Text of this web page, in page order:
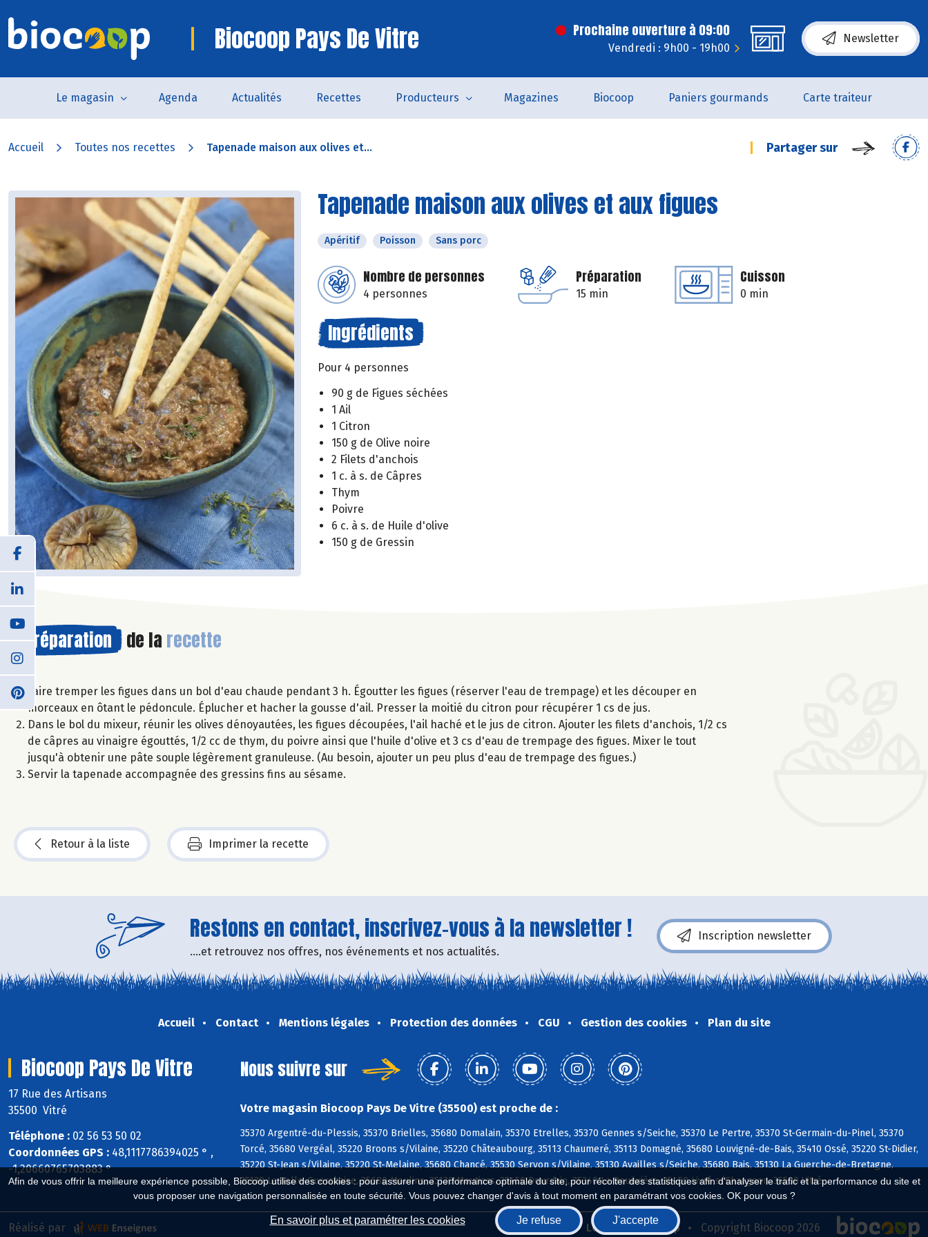
Afin de vous offrir la meilleure expérience possible, Biocoop utilise des cookies : pour assurer une performance optimale du site, pour récolter des statistiques afin d'analyser le trafic et la performance du site et
vous proposer une navigation personnalisée en toute sécurité. Vous pouvez changer d'avis à tout moment en paramétrant vos cookies. OK pour vous ?
En savoir plus et paramétrer les cookies Je refuse J'accepte
Biocoop Pays De Vitre Prochaine ouverture à 09:00
Vendredi : 9h00 - 19h00
Newsletter
Le magasin Agenda Actualités Recettes Producteurs Magazines Biocoop Paniers gourmands Carte traiteur
Accueil Toutes nos recettes Tapenade maison aux olives et... Partager sur
Tapenade maison aux olives et aux figues
Apéritif Poisson Sans porc
Nombre de personnes
4 personnes
Préparation
15 min
Cuisson
0 min
Ingrédients
Pour 4 personnes
90 g de Figues séchées
1 Ail
1 Citron
150 g de Olive noire
2 Filets d'anchois
1 c. à s. de Câpres
Thym
Poivre
6 c. à s. de Huile d'olive
150 g de Gressin
Préparation de la recette
Faire tremper les figues dans un bol d'eau chaude pendant 3 h. Égoutter les figues (réserver l'eau de trempage) et les découper en
morceaux en ôtant le pédoncule. Éplucher et hacher la gousse d'ail. Presser la moitié du citron pour récupérer 1 cs de jus.
Dans le bol du mixeur, réunir les olives dénoyautées, les figues découpées, l'ail haché et le jus de citron. Ajouter les filets d'anchois, 1/2 cs
de câpres au vinaigre égouttés, 1/2 cc de thym, du poivre ainsi que l'huile d'olive et 3 cs d'eau de trempage des figues. Mixer le tout
jusqu'à obtenir une pâte souple légèrement granuleuse. (Au besoin, ajouter un peu plus d'eau de trempage des figues.)
Servir la tapenade accompagnée des gressins fins au sésame.
Retour à la liste Imprimer la recette
Restons en contact, inscrivez-vous à la newsletter !
....et retrouvez nos offres, nos événements et nos actualités.
Inscription newsletter
Accueil Contact Mentions légales Protection des données CGU Gestion des cookies Plan du site
Biocoop Pays De Vitre
17 Rue des Artisans
35500 Vitré
Téléphone : 02 56 53 50 02
Coordonnées GPS : 48,1117786394025 ° ,
-1,20660765703883 °
Nous suivre sur
Votre magasin Biocoop Pays De Vitre (35500) est proche de :
35370 Argentré-du-Plessis, 35370 Brielles, 35680 Domalain, 35370 Etrelles, 35370 Gennes s/Seiche, 35370 Le Pertre, 35370 St-Germain-du-Pinel, 35370
Torcé, 35680 Vergéal, 35220 Broons s/Vilaine, 35220 Châteaubourg, 35113 Chaumeré, 35113 Domagné, 35680 Louvigné-de-Bais, 35410 Ossé, 35220 St-Didier,
35220 St-Jean s/Vilaine, 35220 St-Melaine, 35680 Chancé, 35530 Servon s/Vilaine, 35130 Availles s/Seiche, 35680 Bais, 35130 La Guerche-de-Bretagne,
35130 La Selle-Guerchaise, 35680 Moulins, 35130 Moutiers, 35450 Dourdain, 35340 La Bouëxière, 35450 Livré s/Changeon, 35500 Vitré
Biocoop.fr Le réseau Biocoop Copyright Biocoop 2026
Réalisé par